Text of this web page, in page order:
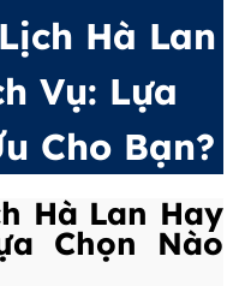
Hà Lan
Vụ: Lựa
Cho Bạn?
Hà Lan Hay
Chọn Nào